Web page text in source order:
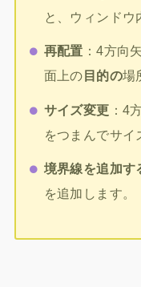
と、ウィンドウ
再配置 ：4方向
面上の 目的の場
サイズ変更 ：4
をつまんでサイ
境界線を追加す
を追加します。